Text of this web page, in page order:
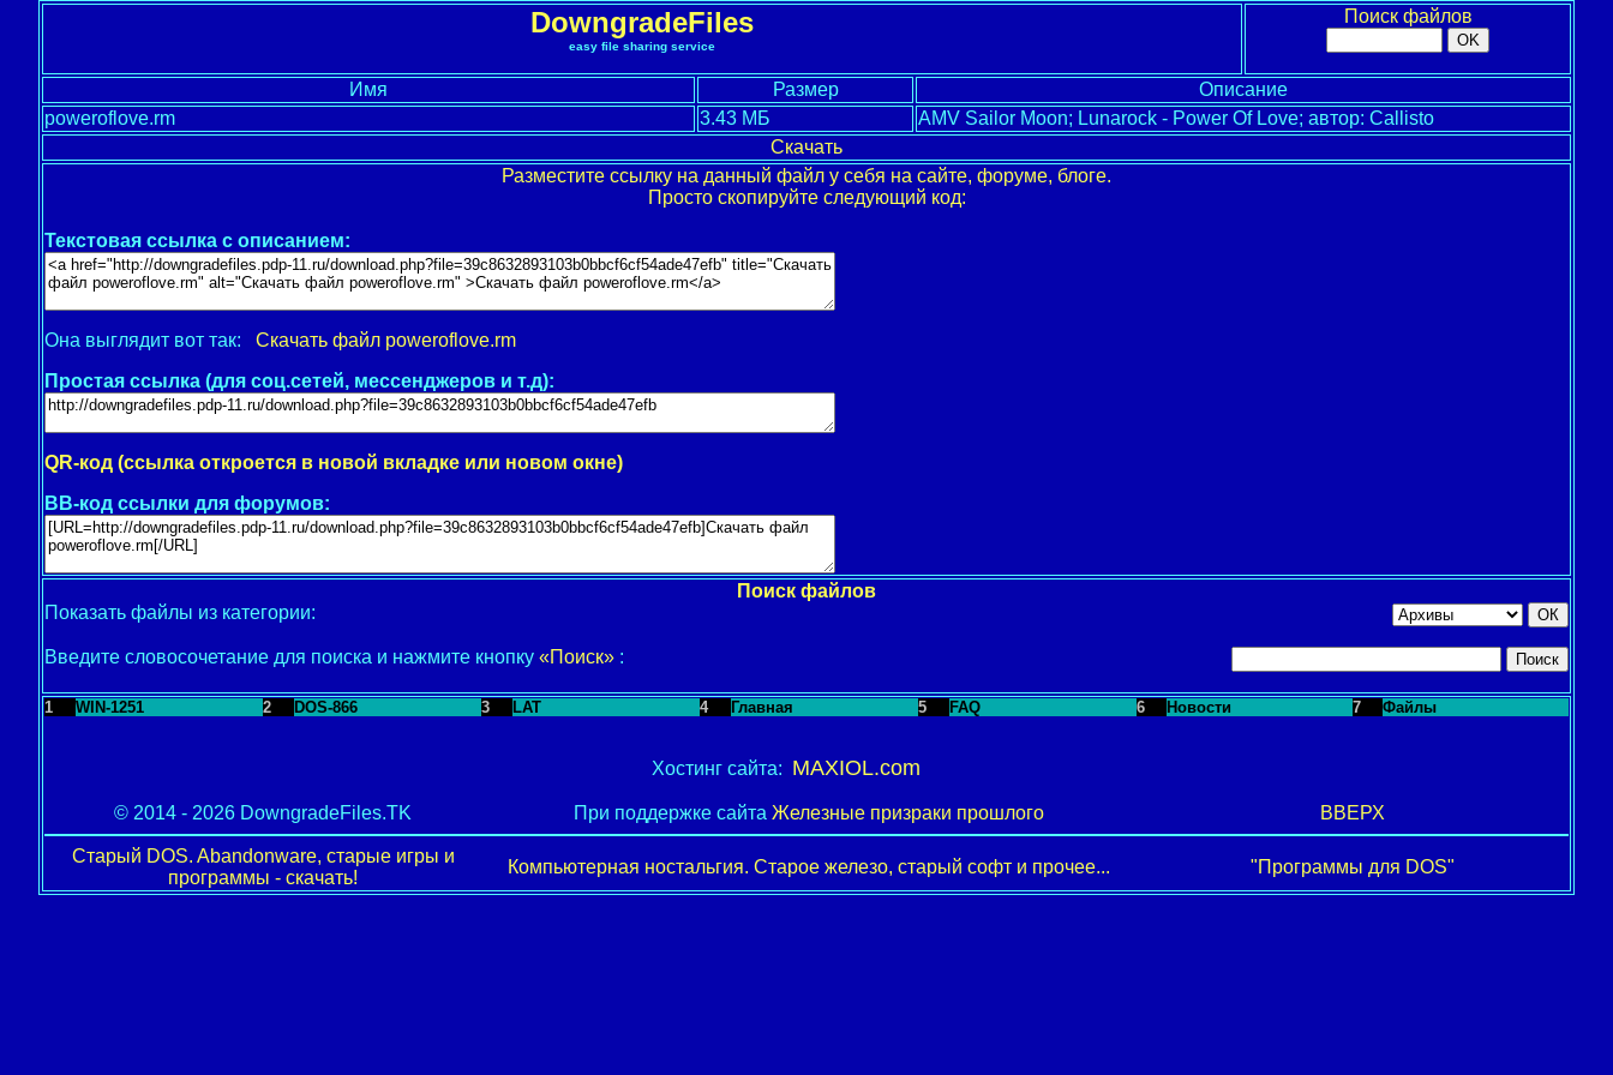
DowngradeFiles
easy file sharing service
Поиск файлов
Имя Размер
Описание
poweroflove.rm
3.43 МБ
AMV Sailor Moon; Lunarock - Power Of Love; автор: Callisto
Скачать
Разместите ссылку на данный файл у себя на сайте, форуме, блоге.
Просто скопируйте следующий код:
Текстовая ссылка с описанием:
Она выглядит вот так: Скачать файл poweroflove.rm
Простая ссылка (для соц.сетей, мессенджеров и т.д):
QR-код (ссылка откроется в новой вкладке или новом окне)
BB-код ссылки для форумов:
Поиск файлов
Показать файлы из категории:
Введите словосочетание для поиска и нажмите кнопку «Поиск» :
1 WIN-1251 2 DOS-866 3 LAT 4 Главная 5 FAQ 6 Новости 7 Файлы
Хостинг сайта: MAXIOL.com
© 2014 - 2026 DowngradeFiles.TK При поддержке сайта Железные призраки прошлого ВВЕРХ
Старый DOS. Abandonware, старые игры и
программы - скачать!
Компьютерная ностальгия. Старое железо, старый софт и прочее... "Программы для DOS"